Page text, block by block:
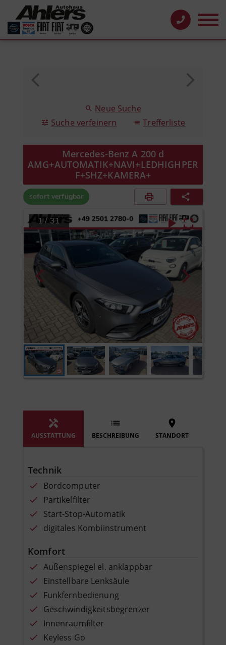
Neue Suche
Suche verfeinern
Trefferliste
Mercedes-Benz A 200 d
AMG+AUTOMATIK+NAVI+LEDHIGHPER
F+SHZ+KAMERA+
sofort verfügbar
1/ 31
AUSSTATTUNG BESCHREIBUNG STANDORT
Technik
Bordcomputer
Partikelfilter
Start-Stop-Automatik
digitales Kombiinstrument
Komfort
Außenspiegel el. anklappbar
Einstellbare Lenksäule
Funkfernbedienung
Geschwindigkeitsbegrenzer
Innenraumfilter
Keyless Go